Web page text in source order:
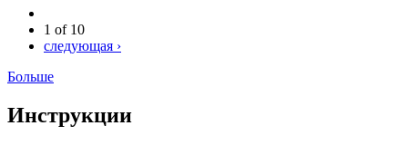
1 of 10
следующая ›
Больше
Инструкции